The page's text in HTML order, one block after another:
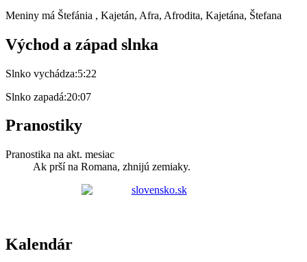
Meniny má Štefánia , Kajetán, Afra, Afrodita, Kajetána, Štefana
Východ a západ slnka
Slnko vychádza:5:22
Slnko zapadá:20:07
Pranostiky
Pranostika na akt. mesiac
Ak prší na Romana, zhnijú zemiaky.
Kalendár